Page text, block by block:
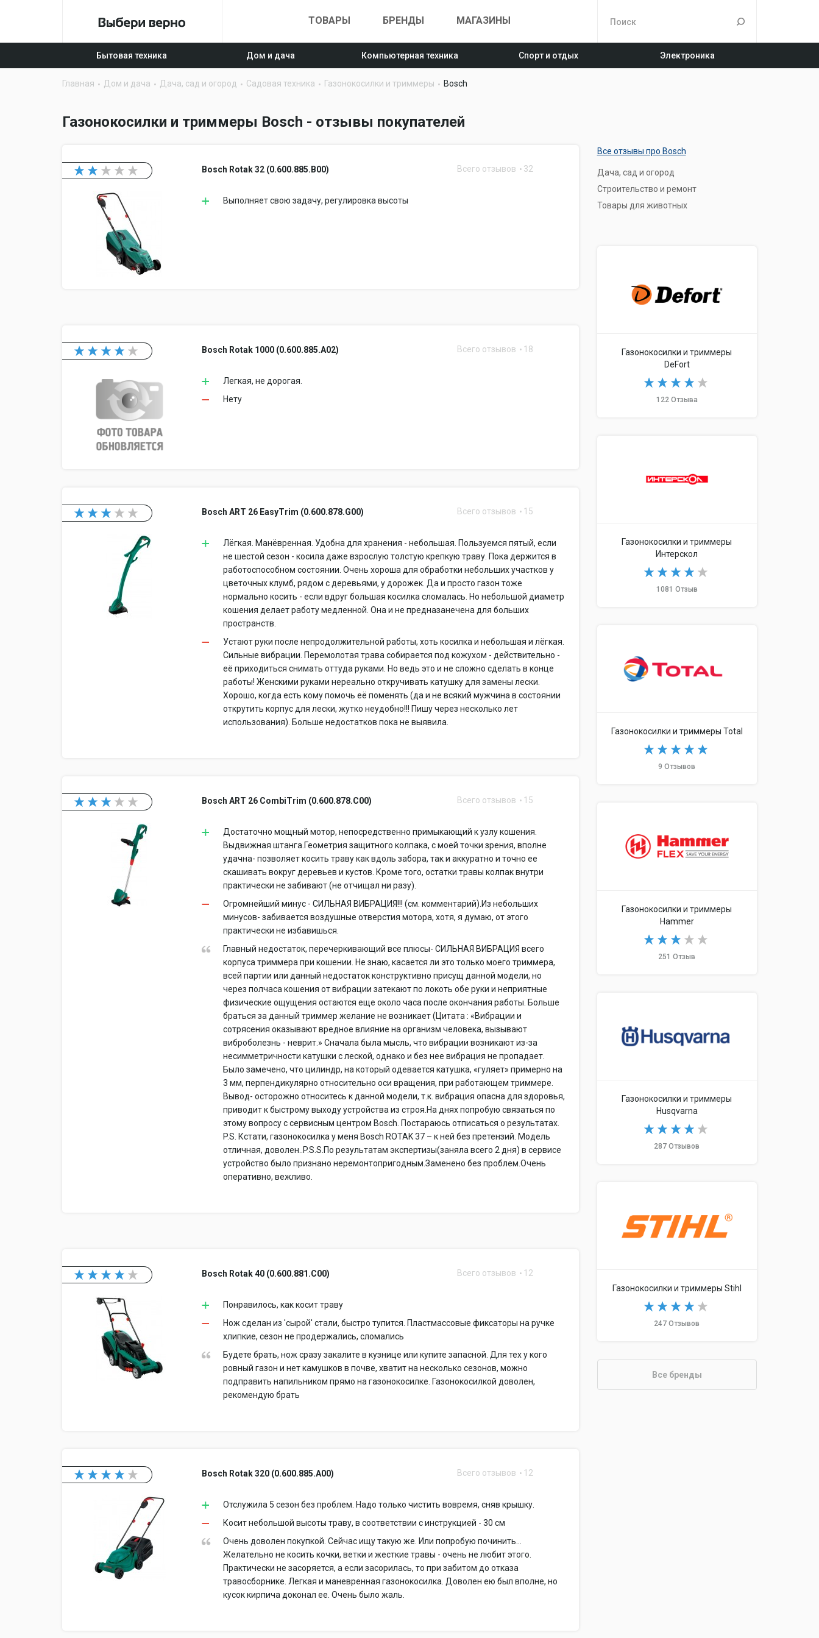
ТОВАРЫ БРЕНДЫ МАГАЗИНЫ
Бытовая техника Дом и дача Компьютерная техника Спорт и отдых Электроника
Главная Дом и дача Дача, сад и огород Садовая техника Газонокосилки и триммеры Bosch
Газонокосилки и триммеры Bosch - отзывы покупателей
Bosch Rotak 32 (0.600.885.B00) Всего отзывов 32
Выполняет свою задачу, регулировка высоты
Bosch Rotak 1000 (0.600.885.A02) Всего отзывов 18
Легкая, не дорогая.
Нету
Bosch ART 26 EasyTrim (0.600.878.G00) Всего отзывов 15
Лёгкая. Манёвренная. Удобна для хранения - небольшая. Пользуемся пятый, если
не шестой сезон - косила даже взрослую толстую крепкую траву. Пока держится в
работоспособном состоянии. Очень хороша для обработки небольших участков у
цветочных клумб, рядом с деревьями, у дорожек. Да и просто газон тоже
нормально косить - если вдруг большая косилка сломалась. Но небольшой диаметр
кошения делает работу медленной. Она и не предназанечена для больших
пространств.
Устают руки после непродолжительной работы, хоть косилка и небольшая и лёгкая.
Сильные вибрации. Перемолотая трава собирается под кожухом - действительно -
её приходиться снимать оттуда руками. Но ведь это и не сложно сделать в конце
работы! Женскими руками нереально откручивать катушку для замены лески.
Хорошо, когда есть кому помочь её поменять (да и не всякий мужчина в состоянии
открутить корпус для лески, жутко неудобно!!! Пишу через несколько лет
использования). Больше недостатков пока не выявила.
Bosch ART 26 CombiTrim (0.600.878.C00) Всего отзывов 15
Достаточно мощный мотор, непосредственно примыкающий к узлу кошения.
Выдвижная штанга.Геометрия защитного колпака, с моей точки зрения, вполне
удачна- позволяет косить траву как вдоль забора, так и аккуратно и точно ее
скашивать вокруг деревьев и кустов. Кроме того, остатки травы колпак внутри
практически не забивают (не отчищал ни разу).
Огромнейший минус - СИЛЬНАЯ ВИБРАЦИЯ!!! (см. комментарий).Из небольших
минусов- забивается воздушные отверстия мотора, хотя, я думаю, от этого
практически не избавишься.
Главный недостаток, перечеркивающий все плюсы- СИЛЬНАЯ ВИБРАЦИЯ всего
корпуса триммера при кошении. Не знаю, касается ли это только моего триммера,
всей партии или данный недостаток конструктивно присущ данной модели, но
через полчаса кошения от вибрации затекают по локоть обе руки и неприятные
физические ощущения остаются еще около часа после окончания работы. Больше
браться за данный триммер желание не возникает (Цитата : «Вибрации и
сотрясения оказывают вредное влияние на организм человека, вызывают
виброболезнь - неврит.» Сначала была мысль, что вибрации возникают из-за
несимметричности катушки с леской, однако и без нее вибрация не пропадает.
Было замечено, что цилиндр, на который одевается катушка, «гуляет» примерно на
3 мм, перпендикулярно относительно оси вращения, при работающем триммере.
Вывод- осторожно относитесь к данной модели, т.к. вибрация опасна для здоровья,
приводит к быстрому выходу устройства из строя.На днях попробую связаться по
этому вопросу с сервисным центром Bosch. Постараюсь отписаться о результатах.
P.S. Кстати, газонокосилка у меня Bosch ROTAK 37 – к ней без претензий. Модель
отличная, доволен..P.S.S.По результатам экспертизы(заняла всего 2 дня) в сервисе
устройство было признано неремонтопригодным.Заменено без проблем.Очень
оперативно, вежливо.
Bosch Rotak 40 (0.600.881.C00) Всего отзывов 12
Понравилось, как косит траву
Нож сделан из 'сырой' стали, быстро тупится. Пластмассовые фиксаторы на ручке
хлипкие, сезон не продержались, сломались
Будете брать, нож сразу закалите в кузнице или купите запасной. Для тех у кого
ровный газон и нет камушков в почве, хватит на несколько сезонов, можно
подправить напильником прямо на газонокосилке. Газонокосилкой доволен,
рекомендую брать
Bosch Rotak 320 (0.600.885.A00) Всего отзывов 12
Отслужила 5 сезон без проблем. Надо только чистить вовремя, сняв крышку.
Косит небольшой высоты траву, в соответствии с инструкцией - 30 см
Очень доволен покупкой. Сейчас ищу такую же. Или попробую починить...
Желательно не косить кочки, ветки и жесткие травы - очень не любит этого.
Практически не засоряется, а если засорилась, то при забитом до отказа
травосборнике. Легкая и маневренная газонокосилка. Доволен ею был вполне, но
кусок кирпича доконал ее. Очень было жаль.
Все отзывы про Bosch
Дача, сад и огород
Строительство и ремонт
Товары для животных
Газонокосилки и триммеры
DeFort
122 Отзыва
Газонокосилки и триммеры
Интерскол
1081 Отзыв
Газонокосилки и триммеры Total
9 Отзывов
Газонокосилки и триммеры
Hammer
251 Отзыв
Газонокосилки и триммеры
Husqvarna
287 Отзывов
Газонокосилки и триммеры Stihl
247 Отзывов
Все бренды